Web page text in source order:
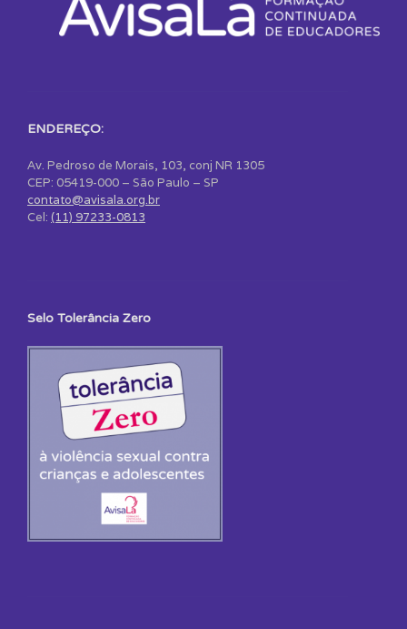
ENDEREÇO:
Av. Pedroso de Morais, 103, conj NR 1305
CEP: 05419-000 – São Paulo – SP
contato@avisala.org.br
Cel: (11) 97233-0813
Selo Tolerância Zero